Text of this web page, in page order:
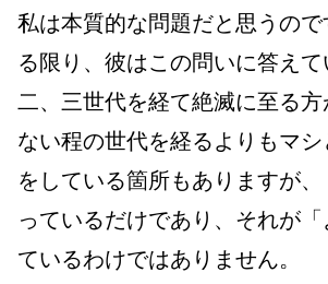
私は本質的な問題だと思うの
る限り、彼はこの問いに答えて
二、三世代を経て絶滅に至る
ない程の世代を経るよりもマ
をしている箇所もありますが
っているだけであり、それが
ているわけではありません。